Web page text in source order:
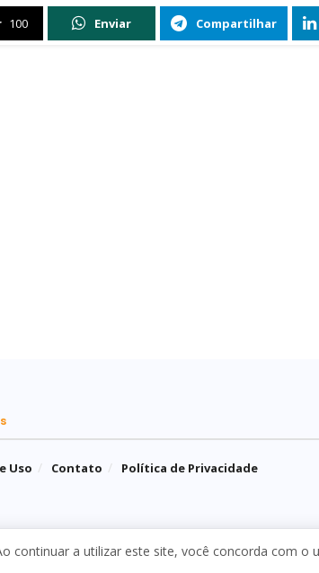
100 Enviar Compartilhar
Uso Contato Política de Privacidade
continuar a utilizar este site, você concorda com o